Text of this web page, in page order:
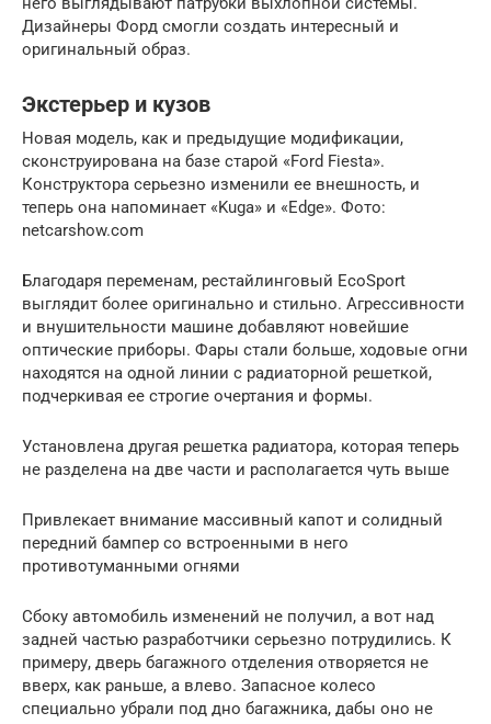
Дизайнеры Форд смогли создать интересный и
оригинальный образ.
Экстерьер и кузов
Новая модель, как и предыдущие модификации,
сконструирована на базе старой «Ford Fiesta».
Конструктора серьезно изменили ее внешность, и
теперь она напоминает «Kuga» и «Edge». Фото:
netcarshow.com
Благодаря переменам, рестайлинговый EcoSport
выглядит более оригинально и стильно. Агрессивности
и внушительности машине добавляют новейшие
оптические приборы. Фары стали больше, ходовые огни
находятся на одной линии с радиаторной решеткой,
подчеркивая ее строгие очертания и формы.
Установлена другая решетка радиатора, которая теперь
не разделена на две части и располагается чуть выше
Привлекает внимание массивный капот и солидный
передний бампер со встроенными в него
противотуманными огнями
Сбоку автомобиль изменений не получил, а вот над
задней частью разработчики серьезно потрудились. К
примеру, дверь багажного отделения отворяется не
вверх, как раньше, а влево. Запасное колесо
специально убрали под дно багажника, дабы оно не